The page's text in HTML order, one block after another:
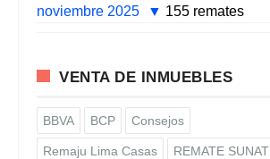
noviembre 2025 155 remates
VENTA DE INMUEBLES
BBVA BCP Consejos
Remaju Lima Casas REMATE SUNAT